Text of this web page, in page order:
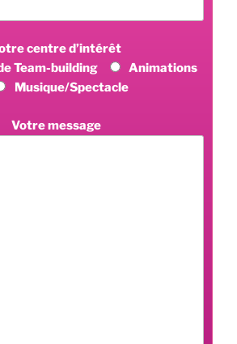
centre d’intérêt
Team-building
Animations
Musique/Spectacle
Votre message